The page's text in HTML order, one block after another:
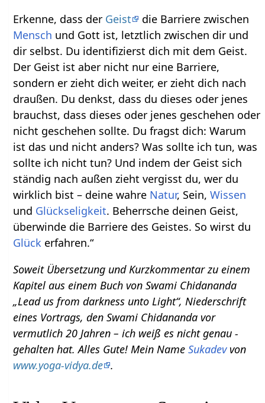
Erkenne, dass der Geist
die Barriere zwischen
Mensch und Gott ist, letztlich zwischen dir und
dir selbst. Du identifizierst dich mit dem Geist.
Der Geist ist aber nicht nur eine Barriere,
sondern er zieht dich weiter, er zieht dich nach
draußen. Du denkst, dass du dieses oder jenes
brauchst, dass dieses oder jenes geschehen oder
nicht geschehen sollte. Du fragst dich: Warum
ist das und nicht anders? Was sollte ich tun, was
sollte ich nicht tun? Und indem der Geist sich
ständig nach außen zieht vergisst du, wer du
wirklich bist – deine wahre Natur, Sein,Wissen
und Glückseligkeit. Beherrsche deinen Geist,
überwinde die Barriere des Geistes. So wirst du
Glück erfahren.“
Soweit Übersetzung und Kurzkommentar zu einem
Kapitel aus einem Buch von Swami Chidananda
„Lead us from darkness unto Light“, Niederschrift
eines Vortrags, den Swami Chidananda vor
vermutlich 20 Jahren – ich weiß es nicht genau -
gehalten hat. Alles Gute! Mein NameSukadevvon
www.yoga-vidya.de .